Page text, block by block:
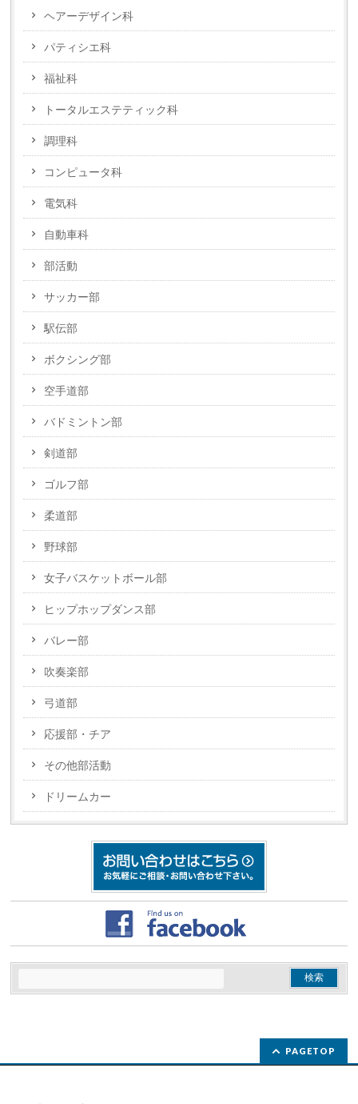
ヘアーデザイン科
パティシエ科
福祉科
トータルエステティック科
調理科
コンピュータ科
電気科
自動車科
部活動
サッカー部
駅伝部
ボクシング部
空手道部
バドミントン部
剣道部
ゴルフ部
柔道部
野球部
女子バスケットボール部
ヒップホップダンス部
バレー部
吹奏楽部
弓道部
応援部・チア
その他部活動
ドリームカー
PAGETOP